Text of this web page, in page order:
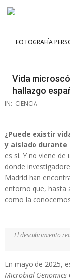
FOTOGRAFÍA
Vida
hallazgo
IN: CIENCIA
¿Puede existir
y aislado durante
es sí. Y no viene
donde
Madrid han
entorno que, hasta
como la
El descubrimiento
En mayo de 2025,
Microbial Genomics